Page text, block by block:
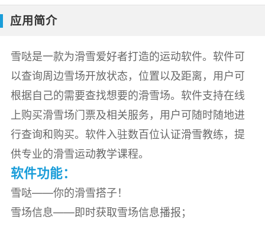
应用简介
雪哒是一款为滑雪爱好者打造的运动软件。软件可
以查询周边雪场开放状态，位置以及距离，用户可
根据自己的需要查找想要的滑雪场。软件支持在线
上购买滑雪场门票及相关服务，用户可随时随地进
行查询和购买。软件入驻数百位认证滑雪教练，提
供专业的滑雪运动教学课程。
软件功能：
雪哒——你的滑雪搭子！
雪场信息——即时获取雪场信息播报；